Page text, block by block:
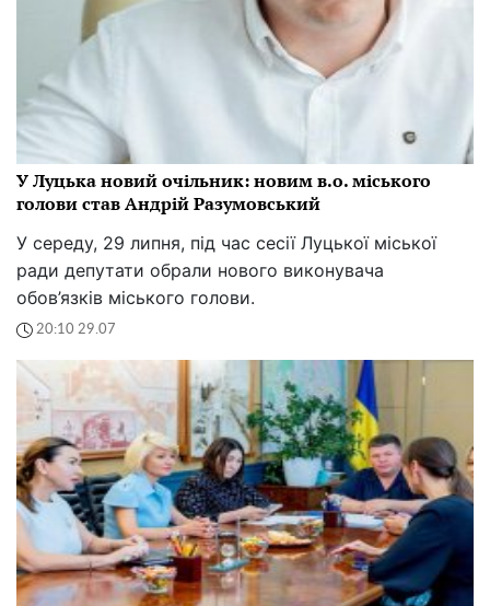
У Луцька новий очільник: новим в.о. міського
голови став Андрій Разумовський
У середу, 29 липня, під час сесії Луцької міської
ради депутати обрали нового виконувача
обов’язків міського голови.
20:10 29.07